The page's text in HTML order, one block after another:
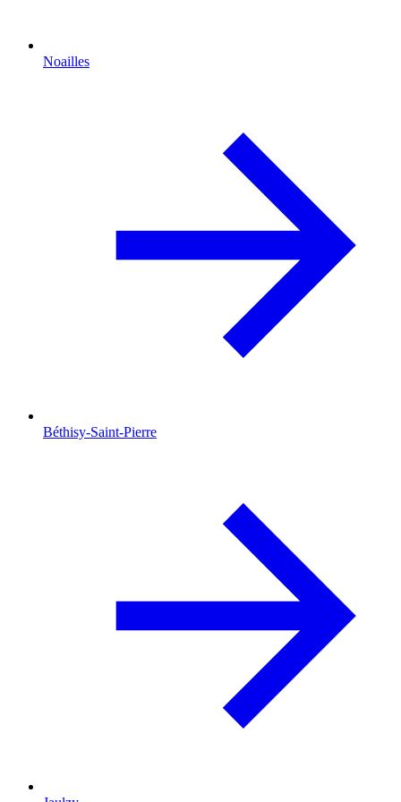
Noailles
Béthisy-Saint-Pierre